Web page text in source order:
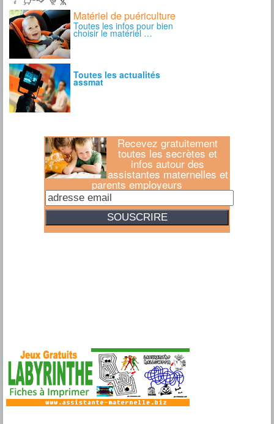
Recevez gratuitement
toutes les secrètes et
infos autour des
assistantes maternelles et
parents employeurs